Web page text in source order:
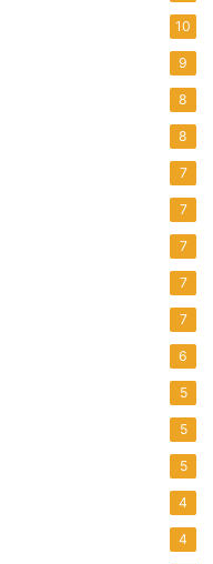
10
9
8
8
7
7
7
7
7
6
5
5
5
4
4